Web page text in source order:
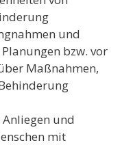
und
bzw. vor
Maßnahmen,
und
mit